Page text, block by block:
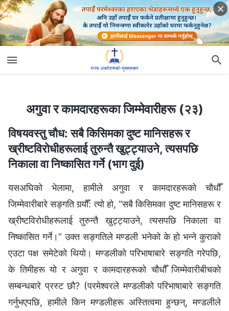
अगुवा र कामदारहरूका जिम्‍मेवारीहरू (२३)
अगुवा र कामदारहरूका जिम्‍मेवारीहरू (२३)
विषयवस्तु चौध: सबै किसिमका दुष्ट मानिसहरू र
ख्रीष्टविरोधीहरूलाई तुरुन्तै खुट्ट्याउने, त्यसपछि
निकाला वा निष्कासित गर्ने (भाग दुई)
यसअघिको भेलामा, हामीले अगुवा र कामदारहरूको चौधौँ
जिम्मेवारीबारे सङ्गति गर्‍यौँ: त्यो हो, “सबै किसिमका दुष्ट मानिसहरू र
ख्रीष्टविरोधीहरूलाई तुरुन्तै खुट्ट्याउने, त्यसपछि निकाला वा
निष्कासित गर्ने।” उक्त सङ्गतिले मण्डली भनेको के हो भन्ने कुराको
एउटा पक्ष समेटेको थियो। मण्डलीको परिभाषाबारे सङ्गति गरेपछि,
के तिमीहरू यो र अगुवा र कामदारहरूको चौधौँ जिम्मेवारीबीचको
सम्बन्धबारे प्रस्ट छौ? (परमेश्‍वरले मण्डलीको परिभाषाबारे सङ्गति
गर्नुभएपछि, हामीले किन मण्डलीहरू अस्तित्वमा हुन्छन्, मण्डलीले